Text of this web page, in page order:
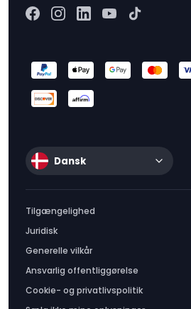
Dansk
Tilgængelighed
Juridisk
Generelle vilkår
Ansvarlig offentliggørelse
Cookie- og privatlivspolitik